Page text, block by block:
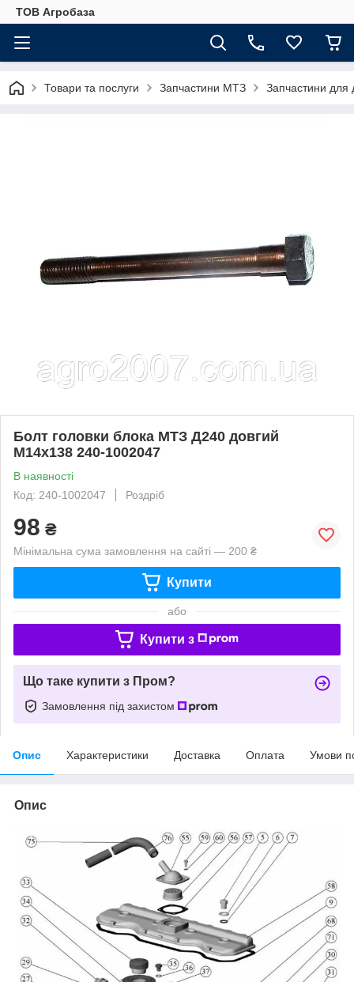
ТОВ Агробаза
Товари та послуги Запчастини МТЗ Запчастини для
Болт головки блока МТЗ Д240 довгий
М14х138 240-1002047
В наявності
Код: 240-1002047
Роздріб
98 ₴
Мінімальна сума замовлення на сайті — 200 ₴
Купити
або
Купити з
Що таке купити з Пром?
Замовлення під захистом
Опис Характеристики Доставка Оплата Умови
Опис